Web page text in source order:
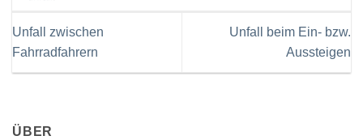
Unfall zwischen
Fahrradfahrern
Unfall beim Ein- bzw.
Aussteigen
ÜBER